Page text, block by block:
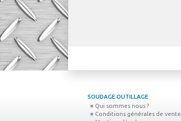
SOUDAGE OUTILLAGE
Qui sommes nous ?
Conditions générales de vente